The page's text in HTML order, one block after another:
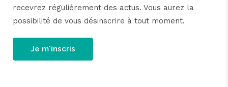
recevrez régulièrement des actus. Vous aurez la
possibilité de vous désinscrire à tout moment.